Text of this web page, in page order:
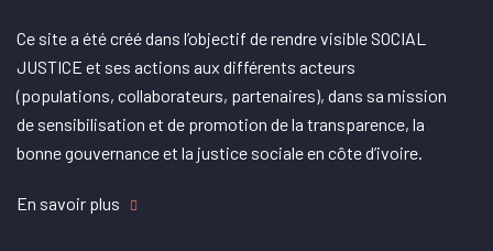
Ce site a été créé dans l’objectif de rendre visible SOCIAL
JUSTICE et ses actions aux différents acteurs
(populations, collaborateurs, partenaires), dans sa mission
de sensibilisation et de promotion de la transparence, la
bonne gouvernance et la justice sociale en côte d’ivoire.
En savoir plus